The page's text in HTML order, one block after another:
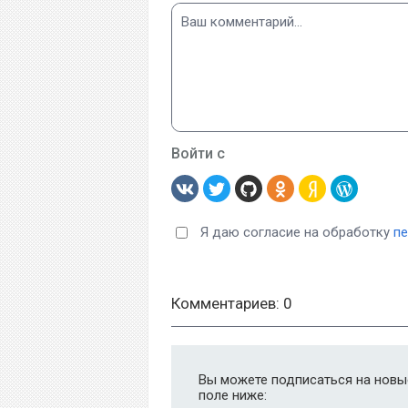
Войти с
Я даю согласие на обработку
Комментариев: 0
Вы можете подписаться на
поле ниже: